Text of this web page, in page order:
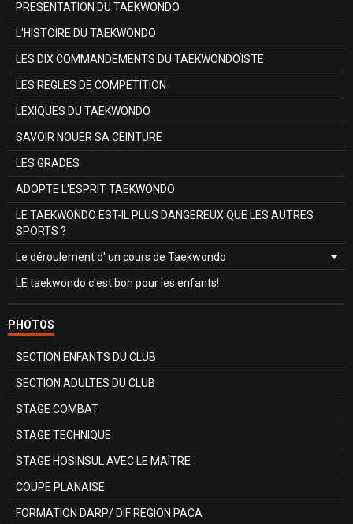
PRESENTATION DU TAEKWONDO
L'HISTOIRE DU TAEKWONDO
LES DIX COMMANDEMENTS DU TAEKWONDOÏSTE
LES REGLES DE COMPETITION
LEXIQUES DU TAEKWONDO
SAVOIR NOUER SA CEINTURE
LES GRADES
ADOPTE L'ESPRIT TAEKWONDO
LE TAEKWONDO EST-IL PLUS DANGEREUX QUE LES AUTRES
SPORTS ?
Le déroulement d' un cours de Taekwondo
LE taekwondo c'est bon pour les enfants!
PHOTOS
SECTION ENFANTS DU CLUB
SECTION ADULTES DU CLUB
STAGE COMBAT
STAGE TECHNIQUE
STAGE HOSINSUL AVEC LE MAÎTRE
COUPE PLANAISE
FORMATION DARP/ DIF REGION PACA